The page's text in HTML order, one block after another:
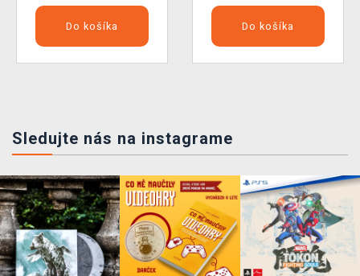
Do košíka Do košíka
Sledujte nás na instagrame